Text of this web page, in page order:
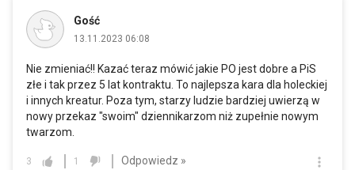
Gość
13.11.2023 06:08
Nie zmieniać!! Kazać teraz mówić jakie PO jest dobre a PiS
złe i tak przez 5 lat kontraktu. To najlepsza kara dla holeckiej
i innych kreatur. Poza tym, starzy ludzie bardziej uwierzą w
nowy przekaz "swoim" dziennikarzom niż zupełnie nowym
twarzom.
3 1 Odpowiedz »